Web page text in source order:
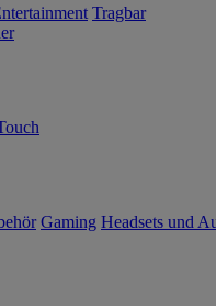
Tragbar
Gaming Headsets und